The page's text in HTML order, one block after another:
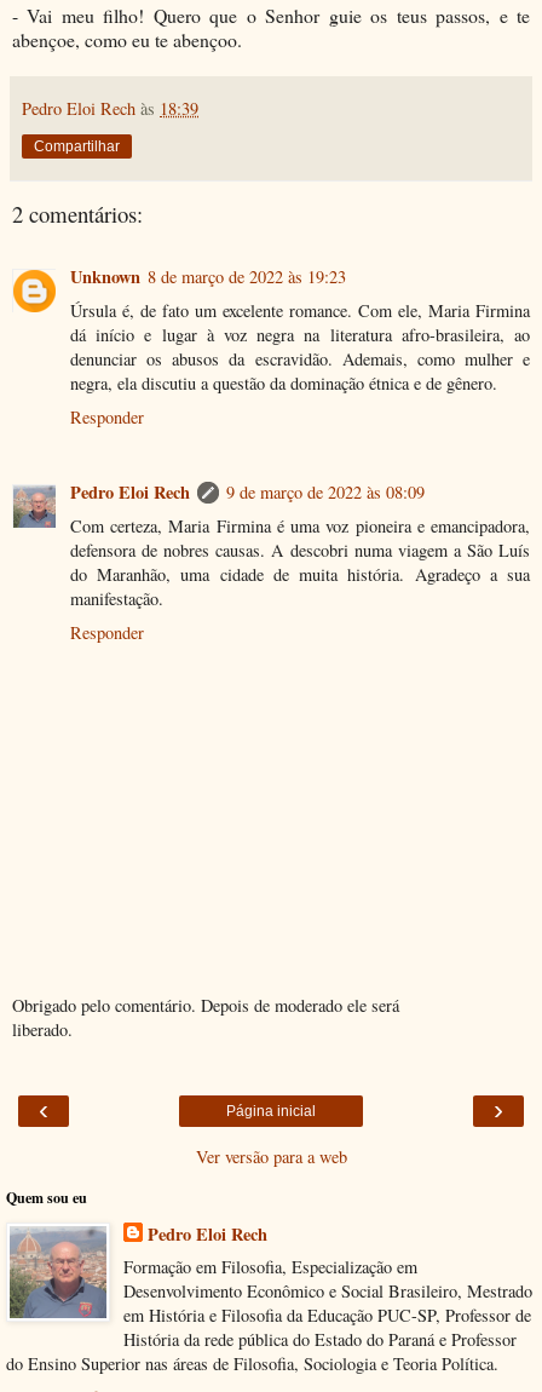
- Vai meu filho! Quero que o Senhor guie os teus passos, e te
abençoe, como eu te abençoo.
Pedro Eloi Rech às 18:39
Compartilhar
2 comentários:
Unknown 8 de março de 2022 às 19:23
Úrsula é, de fato um excelente romance. Com ele, Maria Firmina
dá início e lugar à voz negra na literatura afro-brasileira, ao
denunciar os abusos da escravidão. Ademais, como mulher e
negra, ela discutiu a questão da dominação étnica e de gênero.
Responder
Pedro Eloi Rech
9 de março de 2022 às 08:09
Com certeza, Maria Firmina é uma voz pioneira e emancipadora,
defensora de nobres causas. A descobri numa viagem a São Luís
do Maranhão, uma cidade de muita história. Agradeço a sua
manifestação.
Responder
Obrigado pelo comentário. Depois de moderado ele será
liberado.
‹ ›
Página inicial
Ver versão para a web
Quem sou eu
Pedro Eloi Rech
Formação em Filosofia, Especialização em
Desenvolvimento Econômico e Social Brasileiro, Mestrado
em História e Filosofia da Educação PUC-SP, Professor de
História da rede pública do Estado do Paraná e Professor
do Ensino Superior nas áreas de Filosofia, Sociologia e Teoria Política.